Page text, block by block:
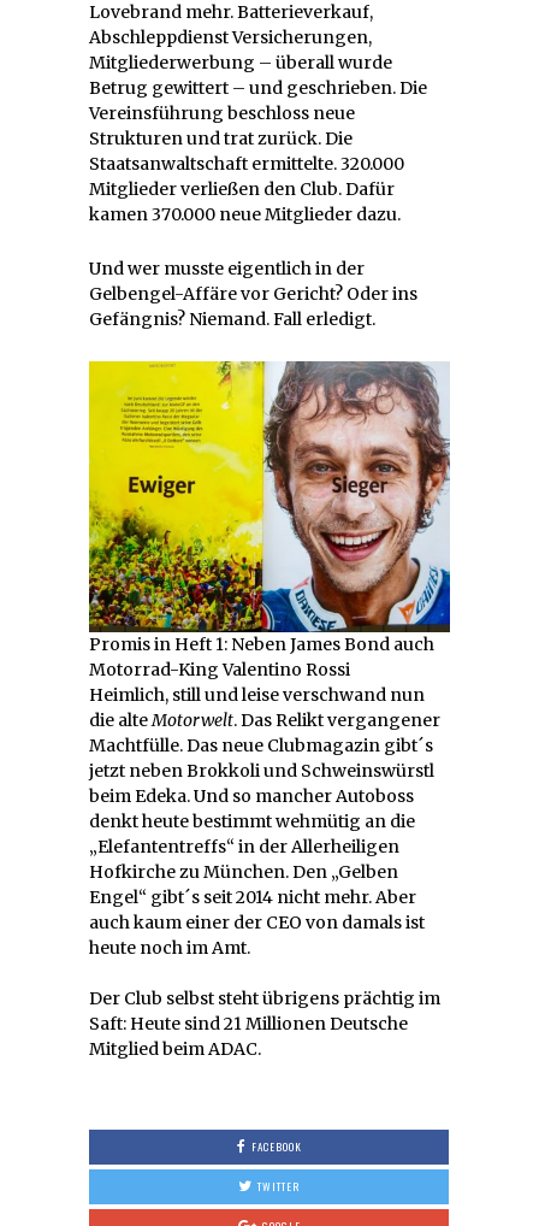
Lovebrand mehr. Batterieverkauf,
Abschleppdienst Versicherungen,
Mitgliederwerbung – überall wurde
Betrug gewittert – und geschrieben. Die
Vereinsführung beschloss neue
Strukturen und trat zurück. Die
Staatsanwaltschaft ermittelte. 320.000
Mitglieder verließen den Club. Dafür
kamen 370.000 neue Mitglieder dazu.
Und wer musste eigentlich in der
Gelbengel-Affäre vor Gericht? Oder ins
Gefängnis? Niemand. Fall erledigt.
Promis in Heft 1: Neben James Bond auch
Motorrad-King Valentino Rossi
Heimlich, still und leise verschwand nun
die alteMotorwelt. Das Relikt vergangener
Machtfülle. Das neue Clubmagazin gibt´s
jetzt neben Brokkoli und Schweinswürstl
beim Edeka. Und so mancher Autoboss
denkt heute bestimmt wehmütig an die
„Elefantentreffs“ in der Allerheiligen
Hofkirche zu München. Den „Gelben
Engel“ gibt´s seit 2014 nicht mehr. Aber
auch kaum einer der CEO von damals ist
heute noch im Amt.
Der Club selbst steht übrigens prächtig im
Saft: Heute sind 21 Millionen Deutsche
Mitglied beim ADAC.
FACEBOOK
TWITTER